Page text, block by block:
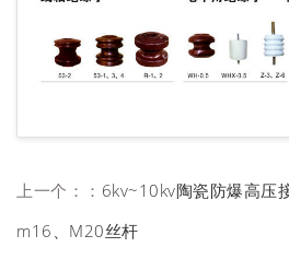
上一个：： 6kv~10kv陶瓷防爆高压
m16、M20丝杆